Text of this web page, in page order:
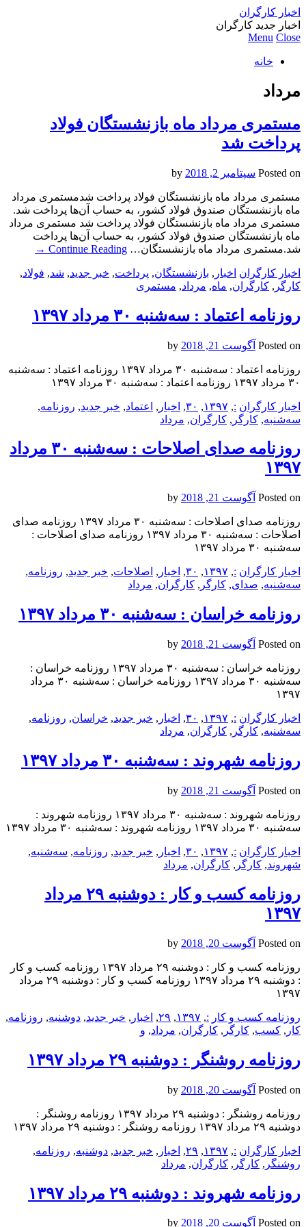
اخبار کارگران
اخبار جدید کارگران
Menu Close
خانه
مرداد
مستمری مرداد ماه بازنشستگان فولاد
پرداخت شد
Posted on سپتامبر 2, 2018
مستمری مرداد ماه بازنشستگان فولاد پرداخت شدمستمری مرداد
ماه بازنشستگان صندوق فولاد کشور، به حساب آن‌ها پرداخت شد.
مستمری مرداد ماه بازنشستگان فولاد پرداخت شد مستمری مرداد
ماه بازنشستگان صندوق فولاد کشور، به حساب آن‌ها پرداخت
شد.مستمری مرداد ماه بازنشستگان… Continue Reading
→
اخبار کارگران اخبار , بازنشستگان, پرداخت, خبر جدید, شد, فولاد,
کارگر , کارگران, ماه, مرداد, مستمری
روزنامه اعتماد : سه‌شنبه ۳۰ مرداد ۱۳۹۷
Posted on آگوست 21, 2018
روزنامه اعتماد : سه‌شنبه ۳۰ مرداد ۱۳۹۷ روزنامه اعتماد : سه‌شنبه
۳۰ مرداد ۱۳۹۷ روزنامه اعتماد : سه‌شنبه ۳۰ مرداد ۱۳۹۷
اخبار کارگران :
, ۱۳۹۷, ۳۰, اخبار , اعتماد, خبر جدید, روزنامه,
سه‌شنبه, کارگر , کارگران, مرداد
روزنامه صدای اصلاحات : سه‌شنبه ۳۰ مرداد
۱۳۹۷
Posted on آگوست 21, 2018
روزنامه صدای اصلاحات : سه‌شنبه ۳۰ مرداد ۱۳۹۷ روزنامه صدای
اصلاحات : سه‌شنبه ۳۰ مرداد ۱۳۹۷ روزنامه صدای اصلاحات :
سه‌شنبه ۳۰ مرداد ۱۳۹۷
اخبار کارگران :
, ۱۳۹۷, ۳۰, اخبار , اصلاحات, خبر جدید, روزنامه,
سه‌شنبه, صدای, کارگر , کارگران, مرداد
روزنامه خراسان : سه‌شنبه ۳۰ مرداد ۱۳۹۷
Posted on آگوست 21, 2018
روزنامه خراسان : سه‌شنبه ۳۰ مرداد ۱۳۹۷ روزنامه خراسان :
سه‌شنبه ۳۰ مرداد ۱۳۹۷ روزنامه خراسان : سه‌شنبه ۳۰ مرداد
۱۳۹۷
اخبار کارگران :
, ۱۳۹۷, ۳۰, اخبار , خبر جدید, خراسان, روزنامه,
سه‌شنبه, کارگر , کارگران, مرداد
روزنامه شهروند : سه‌شنبه ۳۰ مرداد ۱۳۹۷
Posted on آگوست 21, 2018
روزنامه شهروند : سه‌شنبه ۳۰ مرداد ۱۳۹۷ روزنامه شهروند :
سه‌شنبه ۳۰ مرداد ۱۳۹۷ روزنامه شهروند : سه‌شنبه ۳۰ مرداد ۱۳۹۷
اخبار کارگران :
, ۱۳۹۷, ۳۰, اخبار , خبر جدید, روزنامه, سه‌شنبه,
شهروند, کارگر , کارگران, مرداد
روزنامه كسب و كار : دوشنبه ۲۹ مرداد
۱۳۹۷
Posted on آگوست 20, 2018
روزنامه كسب و كار : دوشنبه ۲۹ مرداد ۱۳۹۷ روزنامه كسب و كار
: دوشنبه ۲۹ مرداد ۱۳۹۷ روزنامه كسب و كار : دوشنبه ۲۹ مرداد
۱۳۹۷
روزنامه كسب و كار :
, ۱۳۹۷, ۲۹, اخبار , خبر جدید, دوشنبه, روزنامه,
كار , كسب, کارگر , کارگران, مرداد, و
روزنامه روشنگر : دوشنبه ۲۹ مرداد ۱۳۹۷
Posted on آگوست 20, 2018
روزنامه روشنگر : دوشنبه ۲۹ مرداد ۱۳۹۷ روزنامه روشنگر :
دوشنبه ۲۹ مرداد ۱۳۹۷ روزنامه روشنگر : دوشنبه ۲۹ مرداد ۱۳۹۷
اخبار کارگران :
, ۱۳۹۷, ۲۹, اخبار , خبر جدید, دوشنبه, روزنامه,
روشنگر , کارگر , کارگران, مرداد
روزنامه شهروند : دوشنبه ۲۹ مرداد ۱۳۹۷
Posted on آگوست 20, 2018